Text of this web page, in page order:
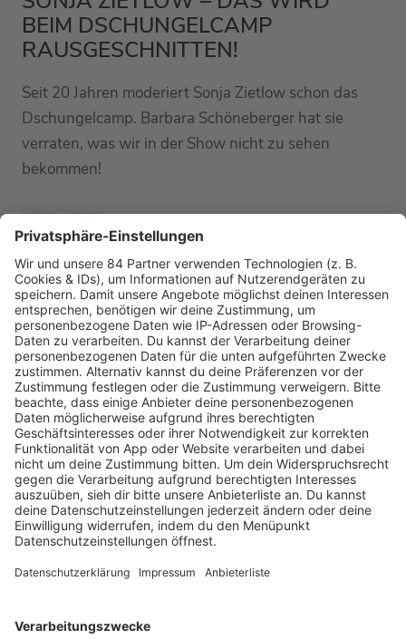
BEIM DSCHUNGELCAMP
RAUSGESCHNITTEN!
Seit 20 Jahren moderiert Sonja Zietlow schon das
Dschungelcamp. Barbara Schöneberger hat sie
verraten, was wir in der Show nicht zu sehen
bekommen!
MEHR LESEN
PODCAST-GÄSTE: MEHR NEWS
HOME
RADIOS
barba radio
Lagerfeuer
Füße hoch
Schmusekatze
Song Contest
Mädelsabend
Ich hasse Sport